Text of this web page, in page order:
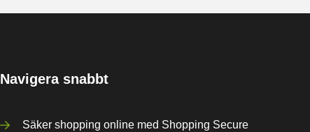
Navigera snabbt
Säker shopping online med Shopping Secure